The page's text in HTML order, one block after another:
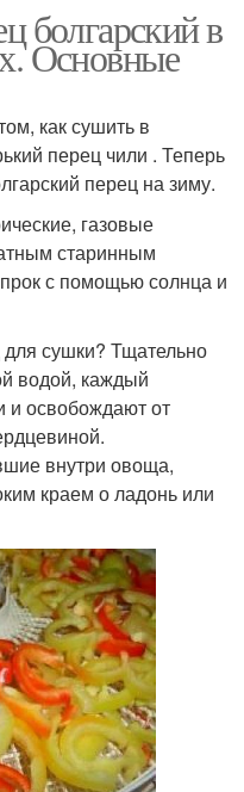
болгарский в
Основные
как сушить в
перец чили . Теперь
перец на зиму.
газовые
старинным
с помощью солнца и
для сушки? Тщательно
водой, каждый
и освобождают от
внутри овоща,
краем о ладонь или